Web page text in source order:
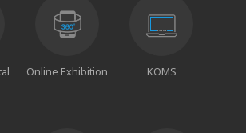
Online Exhibition KOMS